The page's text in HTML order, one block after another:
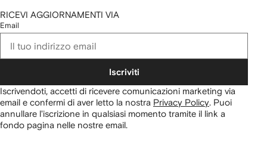
RICEVI AGGIORNAMENTI VIA
Email
Iscriviti
Iscrivendoti, accetti di ricevere comunicazioni marketing via
email e confermi di aver letto la nostra Privacy Policy. Puoi
annullare l'iscrizione in qualsiasi momento tramite il link a
fondo pagina nelle nostre email.